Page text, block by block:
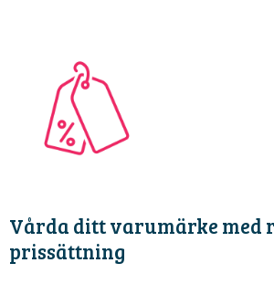
Vårda ditt varumärke med
prissättning